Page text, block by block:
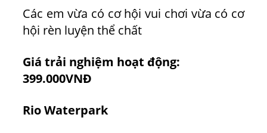
Các em vừa có cơ hội vui chơi vừa có cơ
hội rèn luyện thể chất
Giá trải nghiệm hoạt động:
399.000VNĐ
Rio Waterpark